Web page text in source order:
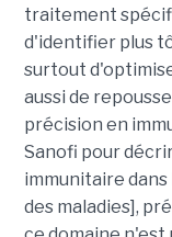
traitement
d'identifier plus
surtout
aussi de
précision en
Sanofi pour
immunitaire
des maladies],